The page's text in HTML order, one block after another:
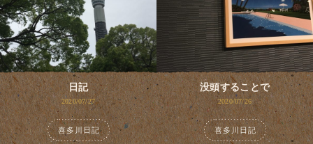
日記
2020/07/27
喜多川日記
没頭することで
2020/07/26
喜多川日記